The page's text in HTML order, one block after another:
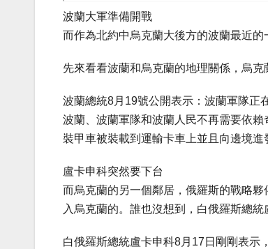
波蘭大軍準備開戰
而作為北約中烏克蘭大後方的波蘭最近的
先來看看波蘭和烏克蘭的地理關係，烏
波蘭總統8月19號公開表示：波蘭軍隊正
波蘭、波蘭軍隊和波蘭人民不再需要依
裝甲車被裝載到運輸卡車上並且向邊境進
盧卡申科突然要下台
而烏克蘭的另一個鄰居，俄羅斯的戰略
入烏克蘭的。誰也沒想到，白俄羅斯總
白俄羅斯總統盧卡申科8月17日剛剛表示